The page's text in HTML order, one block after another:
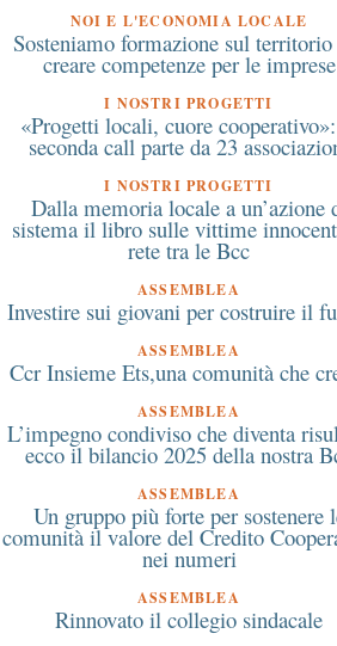
2020
allievi in cento
il palcoscenico
scuola di musica
8
nel
NOI E L'ECONOMIA LOCALE
Sosteniamo formazione sul territorio
creare competenze per le imprese
I NOSTRI PROGETTI
«Progetti locali, cuore
seconda call parte da 23
I NOSTRI PROGETTI
Dalla memoria locale a un’azione
sistema il libro sulle vittime
rete tra le Bcc
ASSEMBLEA
Investire sui giovani per costruire il
ASSEMBLEA
Ccr Insieme Ets,una comunità che
ASSEMBLEA
L’impegno condiviso che diventa
ecco il bilancio 2025 della nostra
ASSEMBLEA
Un gruppo più forte per sostenere
comunità il valore del Credito
nei numeri
ASSEMBLEA
Rinnovato il collegio sindacale